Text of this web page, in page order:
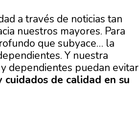
a través de noticias tan
nuestros mayores. Para
que subyace… la
Y nuestra
dependientes puedan evitar
cuidados de calidad en su